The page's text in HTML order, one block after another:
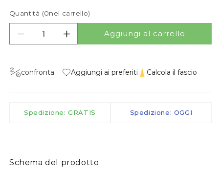
Quantità (0nel carrello)
Diminuisci quantità per MAVRO SOSPENSIONE
Aumenta quantità per MAVRO
Aggiungi al carrello
confronta Aggiungi ai preferiti Calcola il fascio
Spedizione: GRATIS Spedizione: OGGI
Schema del prodotto